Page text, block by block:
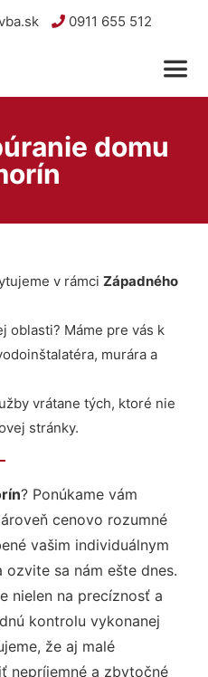
0911 655 512
domu
v rámci Západného
oblasti? Máme pre vás k
murára a
vrátane tých, ktoré nie
stránky.
? Ponúkame vám
cenovo rozumné
vašim individuálnym
sa nám ešte dnes.
nielen na precíznosť a
kontrolu vykonanej
že aj malé
nepríjemné a zbytočné